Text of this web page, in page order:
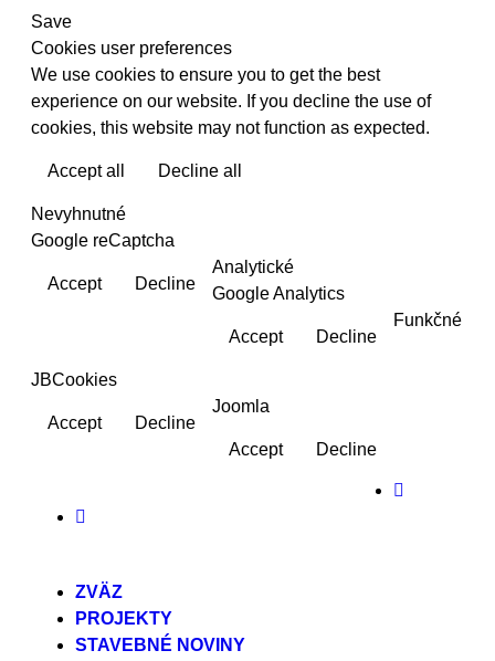
Save
Cookies user preferences
We use cookies to ensure you to get the best
experience on our website. If you decline the use of
cookies, this website may not function as expected.
Accept all Decline all
Nevyhnutné
Google reCaptcha
Accept Decline
Analytické
Google Analytics
Accept Decline
Funkčné
JBCookies
Accept Decline
Joomla
Accept Decline


ZVÄZ
PROJEKTY
STAVEBNÉ NOVINY